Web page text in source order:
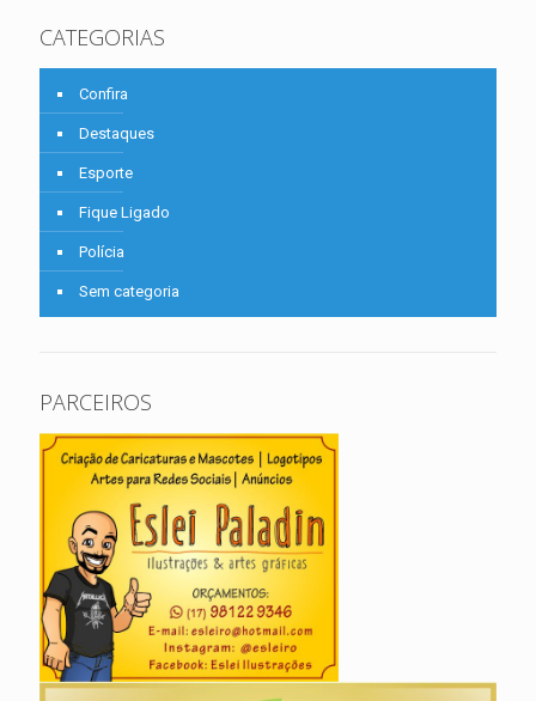
CATEGORIAS
Confira
Destaques
Esporte
Fique Ligado
Polícia
Sem categoria
PARCEIROS